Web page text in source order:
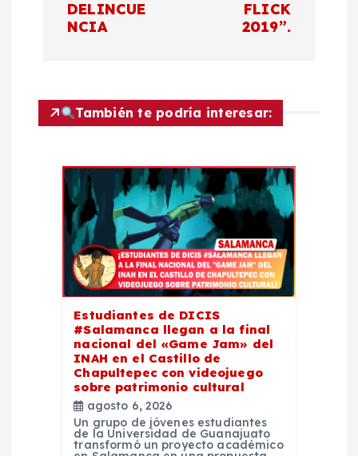
c
DELINCUE
NCIA
FLICK
2019”.
También te podría interesar:
Estudiantes de DICIS
#Salamanca llegan a la final
nacional del «Game Jam» del
INAH en el Castillo de
Chapultepec con videojuego
sobre patrimonio cultural
agosto 6, 2026
Un grupo de jóvenes estudiantes
de la Universidad de Guanajuato
transformó un proyecto académico